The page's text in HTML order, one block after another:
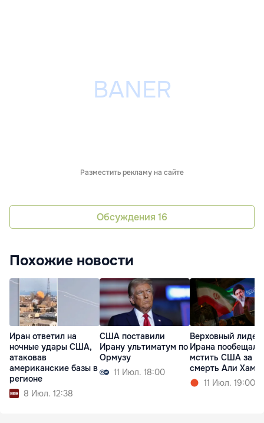
Разместить рекламу на сайте
Обсуждения 16
Похожие новости
Иран ответил на
ночные удары США,
атаковав
американские базы в
регионе
8 Июл. 12:38
США поставили
Ирану ультиматум по
Ормузу
11 Июл. 18:00
Верховный лидер
Ирана пообещал
мстить США за
смерть Али
11 Июл. 19:00